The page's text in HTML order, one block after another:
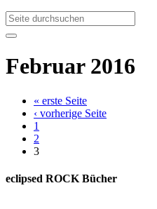
Februar 2016
« erste Seite
‹ vorherige Seite
1
2
3
eclipsed ROCK Bücher